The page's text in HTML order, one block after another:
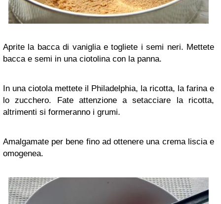
Aprite la bacca di vaniglia e togliete i semi neri. Mettete
bacca e semi in una ciotolina con la panna.
In una ciotola mettete il Philadelphia, la ricotta, la farina e
lo zucchero. Fate attenzione a setacciare la ricotta,
altrimenti si formeranno i grumi.
Amalgamate per bene fino ad ottenere una crema liscia e
omogenea.